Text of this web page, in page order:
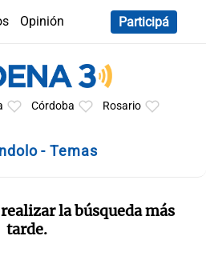
Opinión
Participá
Córdoba Rosario
- Temas
la búsqueda más
tarde.